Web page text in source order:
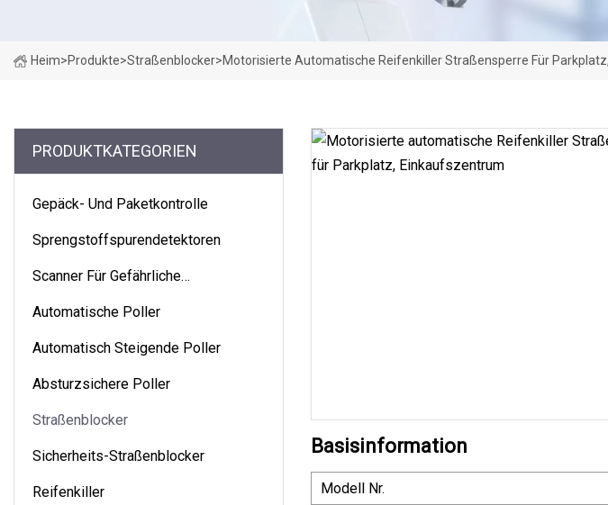
Heim>Produkte>Straßenblocker>Motorisierte Automatische Reifenkiller Straßensperre Für
PRODUKTKATEGORIEN
Gepäck- Und Paketkontrolle
Sprengstoffspurendetektoren
Scanner Für Gefährliche
Automatische Poller
Automatisch Steigende Poller
Absturzsichere Poller
Straßenblocker
Sicherheits-Straßenblocker
Reifenkiller
Basisinformation
Modell Nr.